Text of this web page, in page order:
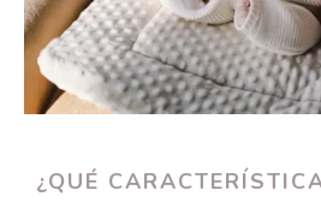
¿QUÉ